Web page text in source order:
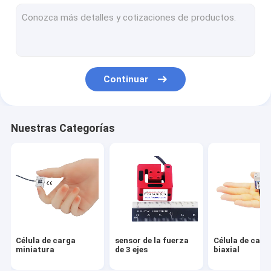
Célula de carga del perfil bajo
Célula de carga del perno de la carga
A través de la célula de carga del agujero
Arduino de la célula de carga
indicador de la célula de carga
Continuar
Nuestras Categorías
Célula de carga
miniatura
sensor de la fuerza
de 3 ejes
Célula de
biaxial